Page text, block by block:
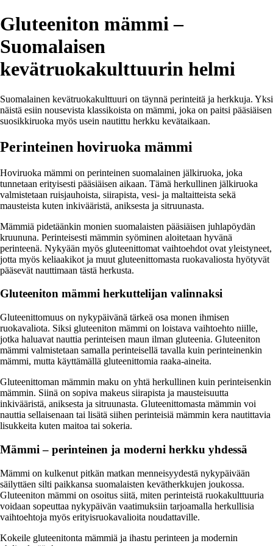
Gluteeniton mämmi –
Suomalaisen
kevätruokakulttuurin helmi
Suomalainen kevätruokakulttuuri on täynnä perinteitä ja herkkuja. Yksi
näistä esiin nousevista klassikoista on mämmi, joka on paitsi pääsiäisen
suosikkiruoka myös usein nautittu herkku kevätaikaan.
Perinteinen hoviruoka mämmi
Hoviruoka mämmi on perinteinen suomalainen jälkiruoka, joka
tunnetaan erityisesti pääsiäisen aikaan. Tämä herkullinen jälkiruoka
valmistetaan ruisjauhoista, siirapista, vesi- ja maltaitteista sekä
mausteista kuten inkivääristä, aniksesta ja sitruunasta.
Mämmiä pidetäänkin monien suomalaisten pääsiäisen juhlapöydän
kruununa. Perinteisesti mämmin syöminen aloitetaan hyvänä
perinteenä. Nykyään myös gluteenittomat vaihtoehdot ovat yleistyneet,
jotta myös keliaakikot ja muut gluteenittomasta ruokavaliosta hyötyvät
pääsevät nauttimaan tästä herkusta.
Gluteeniton mämmi herkuttelijan valinnaksi
Gluteenittomuus on nykypäivänä tärkeä osa monen ihmisen
ruokavaliota. Siksi gluteeniton mämmi on loistava vaihtoehto niille,
jotka haluavat nauttia perinteisen maun ilman gluteenia. Gluteeniton
mämmi valmistetaan samalla perinteisellä tavalla kuin perinteinenkin
mämmi, mutta käyttämällä gluteenittomia raaka-aineita.
Gluteenittoman mämmin maku on yhtä herkullinen kuin perinteisenkin
mämmin. Siinä on sopiva makeus siirapista ja mausteisuutta
inkivääristä, aniksesta ja sitruunasta. Gluteenittomasta mämmin voi
nauttia sellaisenaan tai lisätä siihen perinteisiä mämmin kera nautittavia
lisukkeita kuten maitoa tai sokeria.
Mämmi – perinteinen ja moderni herkku yhdessä
Mämmi on kulkenut pitkän matkan menneisyydestä nykypäivään
säilyttäen silti paikkansa suomalaisten kevätherkkujen joukossa.
Gluteeniton mämmi on osoitus siitä, miten perinteistä ruokakulttuuria
voidaan sopeuttaa nykypäivän vaatimuksiin tarjoamalla herkullisia
vaihtoehtoja myös erityisruokavalioita noudattaville.
Kokeile gluteenitonta mämmiä ja ihastu perinteen ja modernin